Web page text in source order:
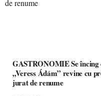
GASTRONOMIE Se încing ceaunele la Satu Mare! Concursul
„Veress Ádám” revine cu
jurat de renume